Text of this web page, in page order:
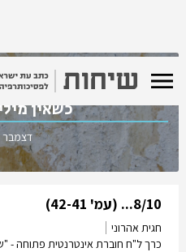
כרך ל"ח חוברת
כשאין
דצמבר 2023
8/10... (עמ' 42-41)
חגית אהרוני
כרך ל"ח חוברת אינטרנטית פתוחה -